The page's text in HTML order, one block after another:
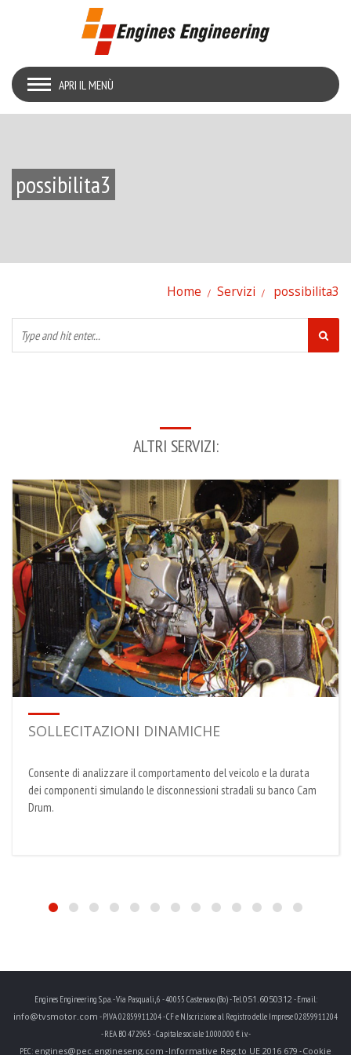
APRI IL MENÙ
possibilita3
Home Servizi possibilita3
ALTRI SERVIZI:
SOLLECITAZIONI DINAMICHE
Consente di analizzare il comportamento del veicolo e la durata
dei componenti simulando le disconnessioni stradali su banco Cam
Drum.
Engines Engineering S.p.a. - Via Pasquali, 6 - 40055 Castenaso (Bo) - Tel.051.6050312- Email:
info@tvsmotor.com - P.IVA 02859911204 - CF e N.Iscrizione al Registro delle Imprese 02859911204
- REA BO 472965 - Capitale sociale 1.000.000 € i.v. -
PEC: engines@pec.engineseng.com -Informative Reg.to UE 2016 679 -Cookie